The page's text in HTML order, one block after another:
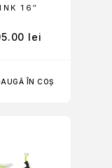
ÎN COȘ
16″
lei